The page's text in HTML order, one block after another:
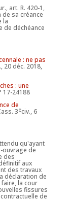
art. R. 420-1,
de sa créance
la
de déchéance
: ne pas
20 déc. 2018,
: une
17-24188
de
3eciv., 6
qu'ayant
ouvrage de
des
aux
des travaux
déclaration de
la cour
fissures
de